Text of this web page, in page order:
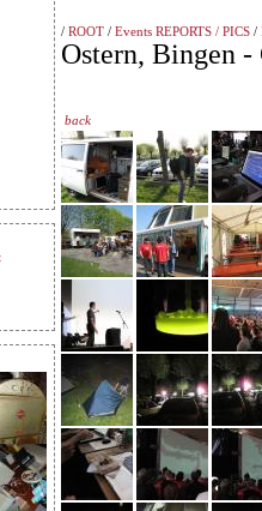
/ ROOT / Events REPORTS / PICS /
Ostern, Bingen -
back